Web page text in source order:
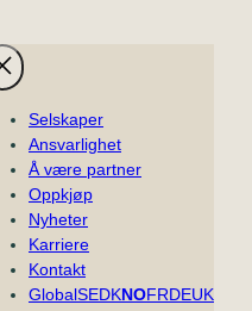
Selskaper
Ansvarlighet
Å være partner
Oppkjøp
Nyheter
Karriere
Kontakt
GlobalSEDKNOFRDEUK